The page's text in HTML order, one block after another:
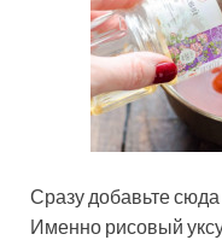
Сразу добавьте
Именно рисовый